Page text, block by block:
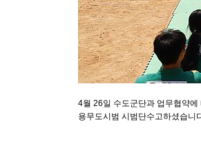
4월 26일 수도군단과 업무협약
용무도시범 시범단수고하셨습니